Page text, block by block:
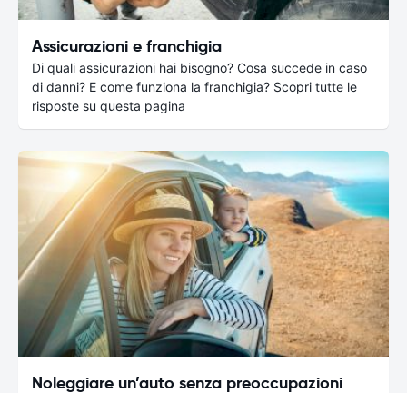
Assicurazioni e franchigia
Di quali assicurazioni hai bisogno? Cosa succede in caso
di danni? E come funziona la franchigia? Scopri tutte le
risposte su questa pagina
Noleggiare un’auto senza preoccupazioni